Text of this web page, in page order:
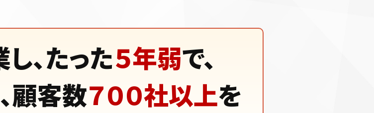
、たった５年弱で、
、顧客数７００社以上を